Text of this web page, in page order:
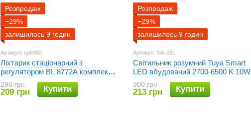
Розпродаж
−29%
залишилось 9 годин
Артикул: sp6982
Ліхтарик стаціонарний з
регулятором BL 8772A комплект 2
шт. / Світильник настінний / LED
світильник на батарейках ААА
296 грн
209 грн Купити
Розпродаж
−29%
залишилось 9 годин
Артикул: MA-281
Світильник розумний Tuya Smart
LED вбудований 2700-6500 K 10W
300 грн
213 грн Купити